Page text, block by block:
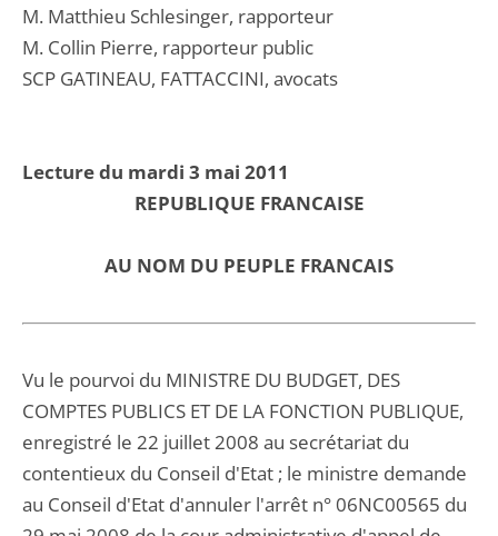
M. Matthieu Schlesinger, rapporteur
M. Collin Pierre, rapporteur public
SCP GATINEAU, FATTACCINI, avocats
Lecture du mardi 3 mai 2011
REPUBLIQUE FRANCAISE
AU NOM DU PEUPLE FRANCAIS
Vu le pourvoi du MINISTRE DU BUDGET, DES
COMPTES PUBLICS ET DE LA FONCTION PUBLIQUE,
enregistré le 22 juillet 2008 au secrétariat du
contentieux du Conseil d'Etat ; le ministre demande
au Conseil d'Etat d'annuler l'arrêt n° 06NC00565 du